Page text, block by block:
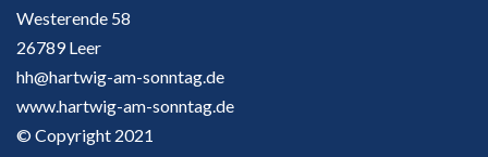
Westerende 58
26789 Leer
hh@hartwig-am-sonntag.de
www.hartwig-am-sonntag.de
© Copyright 2021